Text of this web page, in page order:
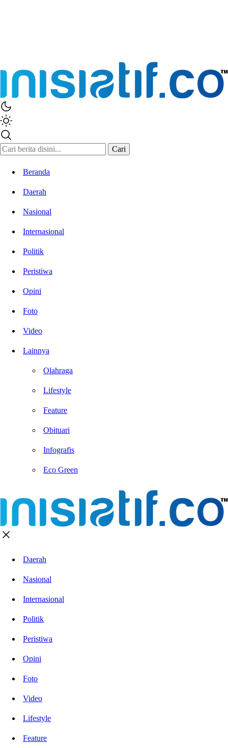
Cari
Beranda
Daerah
Nasional
Internasional
Politik
Peristiwa
Opini
Foto
Video
Lainnya
Olahraga
Lifestyle
Feature
Obituari
Infografis
Eco Green
Daerah
Nasional
Internasional
Politik
Peristiwa
Opini
Foto
Video
Lifestyle
Feature